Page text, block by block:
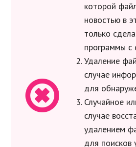
которой
новостью в
только
программы с
Удаление
случае
для
Случайное
случае
удалением
для поисков